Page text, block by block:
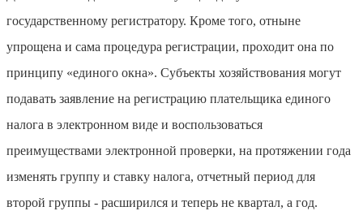
государственному регистратору. Кроме того, отныне
упрощена и сама процедура регистрации, проходит она по
принципу «единого окна». Субъекты хозяйствования могут
подавать заявление на регистрацию плательщика единого
налога в электронном виде и воспользоваться
преимуществами электронной проверки, на протяжении года
изменять группу и ставку налога, отчетный период для
второй группы - расширился и теперь не квартал, а год.